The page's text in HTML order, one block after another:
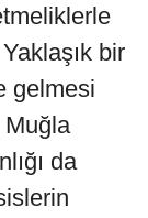
bir
gelmesi
Muğla
da